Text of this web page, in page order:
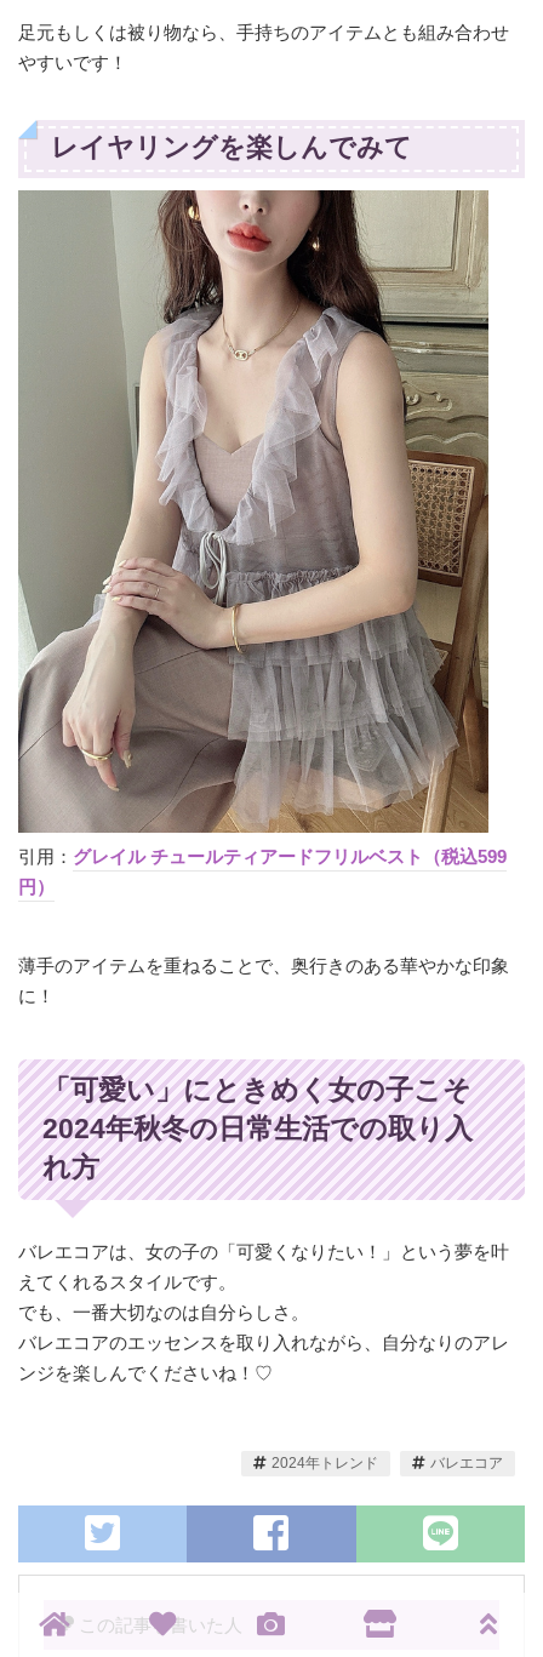
足元もしくは被り物なら、手持ちのアイテムとも組み合わせ
やすいです！
レイヤリングを楽しんでみて
引用： グレイル チュールティアードフリルベスト（税込599
円）
薄手のアイテムを重ねることで、奥行きのある華やかな印象
に！
「可愛い」にときめく女の子こそ
2024年秋冬の日常生活での取り入
れ方
バレエコアは、女の子の「可愛くなりたい！」という夢を叶
えてくれるスタイルです。
でも、一番大切なのは自分らしさ。
バレエコアのエッセンスを取り入れながら、自分なりのアレ
ンジを楽しんでくださいね！♡
2024年トレンド バレエコア
この記事を書いた人